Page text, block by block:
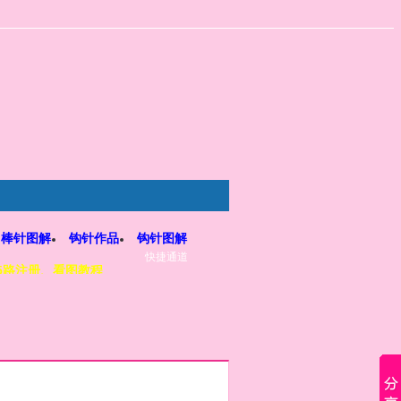
快捷通道
路注册、看图教程
棒针图解 钩针作品
钩针图解